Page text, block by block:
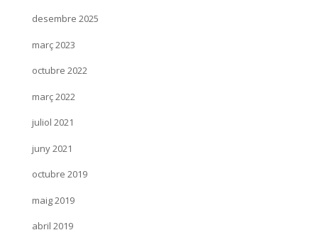
desembre 2025
març 2023
octubre 2022
març 2022
juliol 2021
juny 2021
octubre 2019
maig 2019
abril 2019